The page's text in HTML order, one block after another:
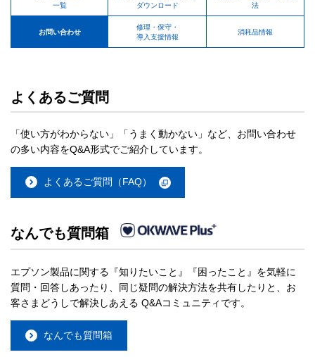
一覧
ダウンロード
法
お問い合わせ
修理・保守・
導入支援情報
消耗品情報
よくあるご質問
「使い方がわからない」「うまく動かない」など、お問い合わせ
の多い内容をQ&A形式でご紹介しています。
よくあるご質問（FAQ）
なんでも質問箱
エプソン製品に関する『知りたいこと』『困ったこと』を気軽に
質問・回答しあったり、同じ疑問の解決方法を共有したりと、お
客さまどうしで解決しあえる Q&Aコミュニティです。
なんでも質問箱